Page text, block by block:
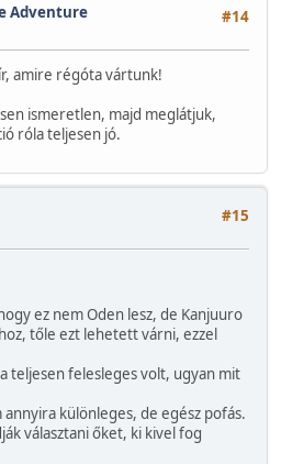
#14
Adventure
amire régóta vártunk!
ismeretlen, majd meglátjuk,
róla teljesen jó.
#15
ez nem Oden lesz, de Kanjuuro
tőle ezt lehetett várni, ezzel
teljesen felesleges volt, ugyan mit
különleges, de egész pofás.
választani őket, ki kivel fog